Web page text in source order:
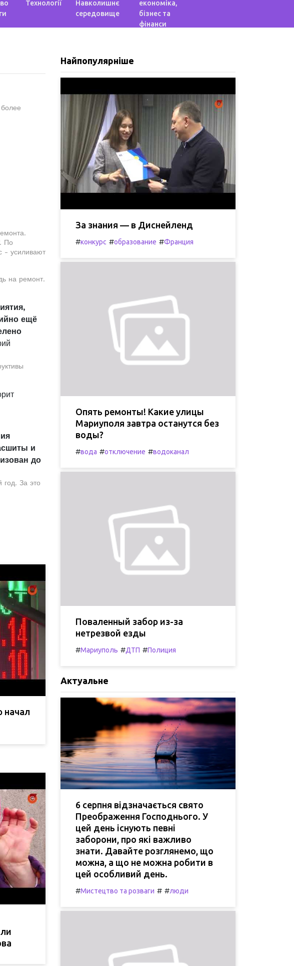
Технології
Навколишнє
середовище
економіка,
бізнес та
фінанси
По
- усиливают
на ремонт.
ещё
и
до
год. За это
начал
Найпопулярніше
За знания — в Диснейленд
#конкурс #образование #Франция
Опять ремонты! Какие улицы
Мариуполя завтра останутся без
воды?
#вода #отключение #водоканал
Поваленный забор из-за
нетрезвой езды
#Мариуполь #ДТП #Полиция
Актуальне
6 серпня відзначається свято
Преображення Господнього. У
цей день існують певні
заборони, про які важливо
знати. Давайте розглянемо, що
можна, а що не можна робити в
цей особливий день.
#Мистецтво та розваги # #люди